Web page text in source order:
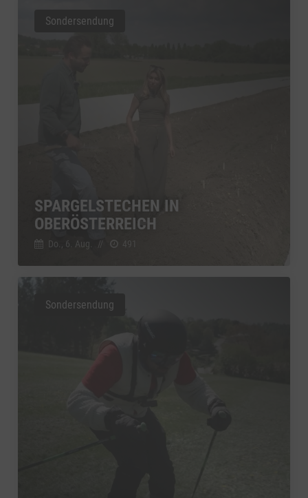
SPARGELSTECHEN IN
OBERÖSTERREICH
Do., 6. Aug. // 491
Sondersendung
Sondersendung